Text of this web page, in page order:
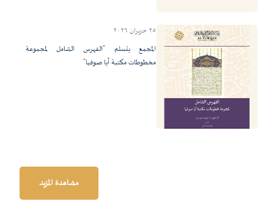
٢٥ حزيران ٢٠٢٦
المجمع يتسلم "الفهرس الشامل لمجموعة
مخطوطات مكتبة آيا صوفيا"
مشاهدة المزيد